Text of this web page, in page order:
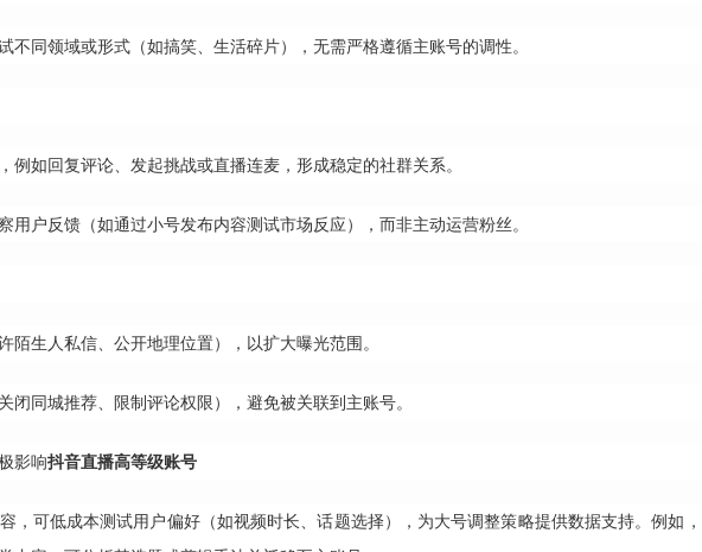
不同领域或形式（如搞笑、生活碎片），无需严格遵循主账号的调性。
例如回复评论、发起挑战或直播连麦，形成稳定的社群关系。
用户反馈（如通过小号发布内容测试市场反应），而非主动运营粉丝。
陌生人私信、公开地理位置），以扩大曝光范围。
闭同城推荐、限制评论权限），避免被关联到主账号。
影响抖音直播高等级账号
，可低成本测试用户偏好（如视频时长、话题选择），为大号调整策略提供数据支持。例如